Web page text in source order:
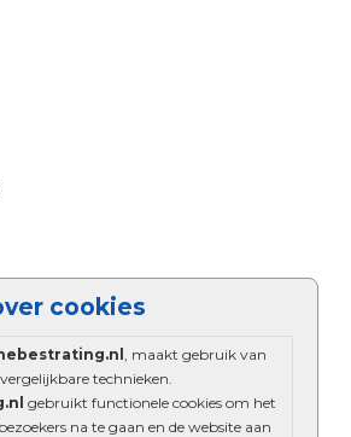
cookies
, maakt gebruik van
technieken.
gebruikt functionele cookies om het
na te gaan en de website aan